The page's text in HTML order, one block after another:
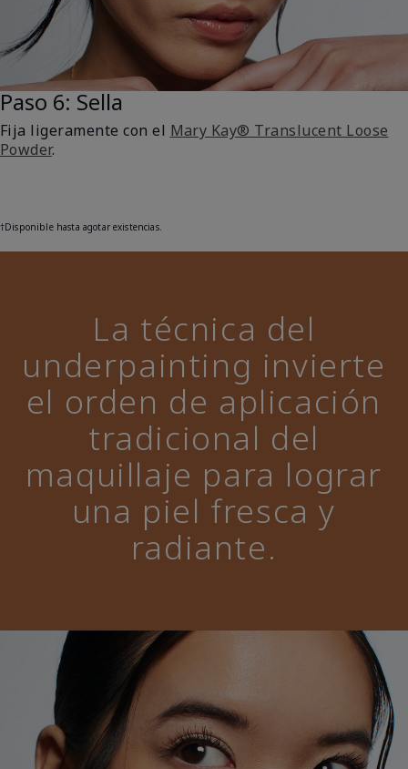
Paso 6: Sella
Fija ligeramente con el Mary Kay® Translucent Loose
Powder.
†Disponible hasta agotar existencias.
La técnica del
underpainting invierte
el orden de aplicación
tradicional del
maquillaje para lograr
una piel fresca y
radiante.